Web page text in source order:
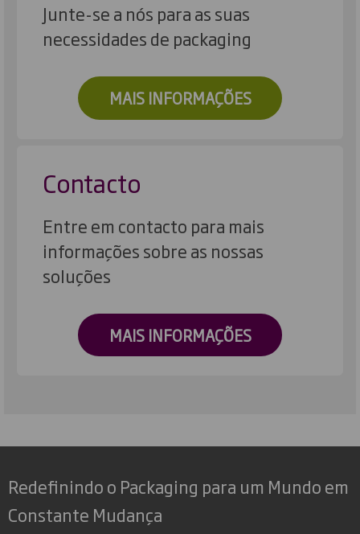
Junte-se a nós para as suas
necessidades de packaging
MAIS INFORMAÇÕES
Contacto
Entre em contacto para mais
informações sobre as nossas
soluções
MAIS INFORMAÇÕES
Redefinindo o Packaging para um Mundo em
Constante Mudança